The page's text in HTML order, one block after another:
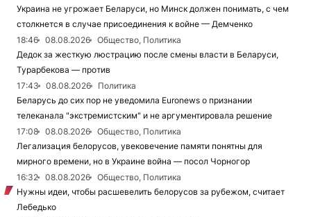
Украина не угрожает Беларуси, но Минск должен понимать, с чем
столкнется в случае присоединения к войне — Демченко
18:46
08.08.2026
Общество, Политика
Дедок за жесткую люстрацию после смены власти в Беларуси,
Турарбекова — против
17:43
08.08.2026
Политика
Беларусь до сих пор не уведомила Euronews о признании
телеканала "экстремистским" и не аргументировала решение
17:08
08.08.2026
Общество, Политика
Легализация белорусов, увековечение памяти понятны для
мирного времени, но в Украине война — посол Чорногор
16:32
08.08.2026
Общество, Политика
Нужны идеи, чтобы расшевелить белорусов за рубежом, считает
Лебедько